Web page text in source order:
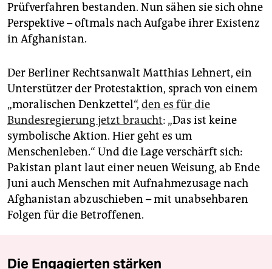
Prüfverfahren bestanden. Nun sähen sie sich ohne
Perspektive – oftmals nach Aufgabe ihrer Existenz
in Afghanistan.
Der Berliner Rechtsanwalt Matthias Lehnert, ein
Unterstützer der Protestaktion, sprach von einem
„moralischen Denkzettel“, den es für die
Bundesregierung jetzt braucht: „Das ist keine
symbolische Aktion. Hier geht es um
Menschenleben.“ Und die Lage verschärft sich:
Pakistan plant laut einer neuen Weisung, ab Ende
Juni auch Menschen mit Aufnahmezusage nach
Afghanistan abzuschieben – mit unabsehbaren
Folgen für die Betroffenen.
Die Engagierten stärken